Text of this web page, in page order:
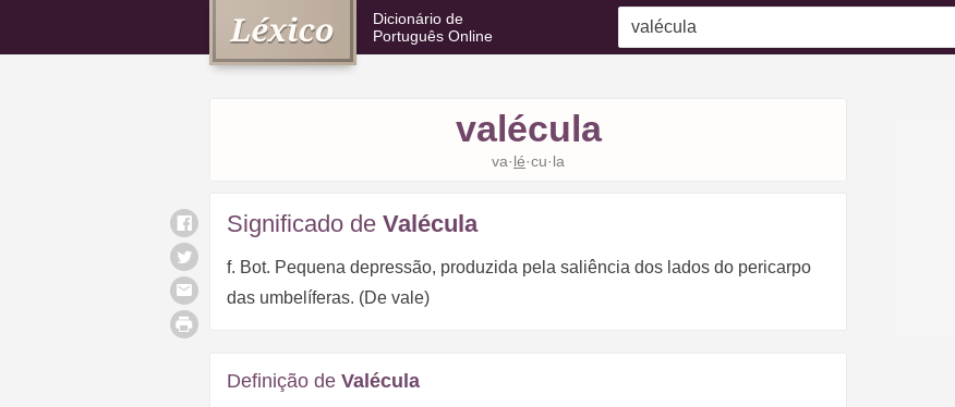
Dicionário de
Português Online
valécula
va·lé·cu·la
Significado de Valécula
f. Bot. Pequena depressão, produzida pela saliência dos lados do pericarpo
das umbelíferas. (De vale)
Definição de Valécula